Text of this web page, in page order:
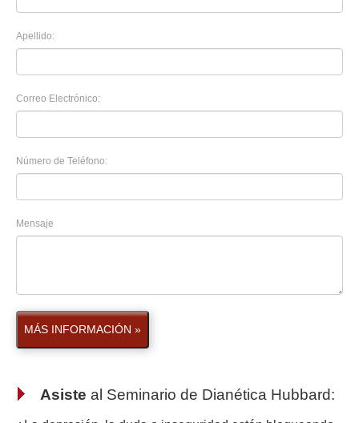
Apellido:
Correo Electrónico:
Número de Teléfono:
Mensaje
MÁS INFORMACIÓN »
Asiste al Seminario de Dianética Hubbard: